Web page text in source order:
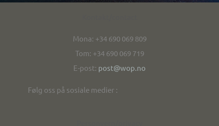
Mona: +34 690 069 809
Tom: +34 690 069 719
E-post: post@wop.no
Følg oss på sosiale medier :